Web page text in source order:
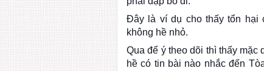
Đây là ví dụ cho thấy tổn hại
không hề nhỏ.
Qua để ý theo dõi thì thấy mặc
hề có tin bài nào nhắc đến